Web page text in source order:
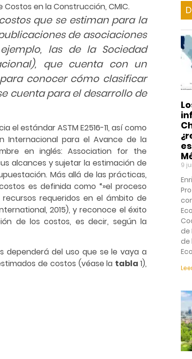
en la Construcción, CMIC.
que se estiman para la
de asociaciones
las de la Sociedad
que cuenta con un
conocer cómo clasificar
cuenta para el desarrollo de
estándar ASTM E2516-11, así como
Internacional para el Avance de la
en inglés: Association for the
alcances y sujetar la estimación de
Más allá de las prácticas,
es definida como “»el proceso
requeridos en el ámbito de
2015), y reconoce el éxito
de los costos, es decir, según la
dependerá del uso que se le vaya a
de costos (véase la tabla1),
9
de
de